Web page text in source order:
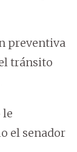
preventiva
tránsito
le
el senador